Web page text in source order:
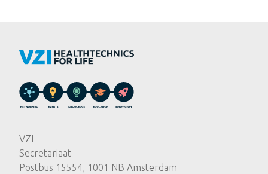
VZI
Secretariaat
Postbus 15554, 1001 NB Amsterdam